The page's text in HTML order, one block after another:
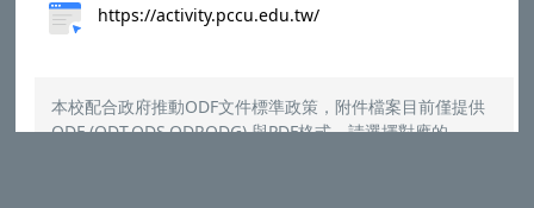
https://activity.pccu.edu.tw/
本校配合政府推動ODF文件標準政策，附件檔案目前僅提供
ODF (ODT,ODS,ODP,ODG) 與PDF格式，請選擇對應的